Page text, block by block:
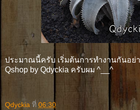
ประมาณนี้ครับ เริ่มต้นการทำงานกันอย่
Qshop by Qdyckia ครับผม ^__^
Qdyckia ที่ 06:30